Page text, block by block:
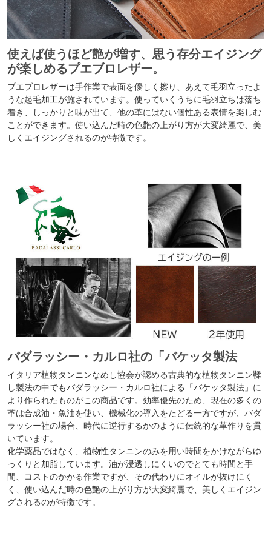
使えば使うほど艶が増す、思う存分エイジング
が楽しめるプエブロレザー。
プエブロレザーは手作業で表面を優しく擦り、あえて毛羽立ったよ
うな起毛加工が施されています。使っていくうちに毛羽立ちは落ち
着き、しっかりと味が出て、他の革にはない個性ある表情を楽しむ
ことができます。使い込んだ時の色艶の上がり方が大変綺麗で、美
しくエイジングされるのが特徴です。
バダラッシー・カルロ社の「バケッタ製法
イタリア植物タンニンなめし協会が認める古典的な植物タンニン鞣
し製法の中でもバダラッシー・カルロ社による「バケッタ製法」に
より作られたものがこの商品です。効率優先のため、現在の多くの
革は合成油・魚油を使い、機械化の導入をたどる一方ですが、バダ
ラッシー社の場合、時代に逆行するかのように伝統的な革作りを貫
いています。
化学薬品ではなく、植物性タンニンのみを用い時間をかけながらゆ
っくりと加脂しています。油が浸透しにくいのでとても時間と手
間、コストのかかる作業ですが、その代わりにオイルが抜けにく
く、使い込んだ時の色艶の上がり方が大変綺麗で、美しくエイジン
グされるのが特徴です。